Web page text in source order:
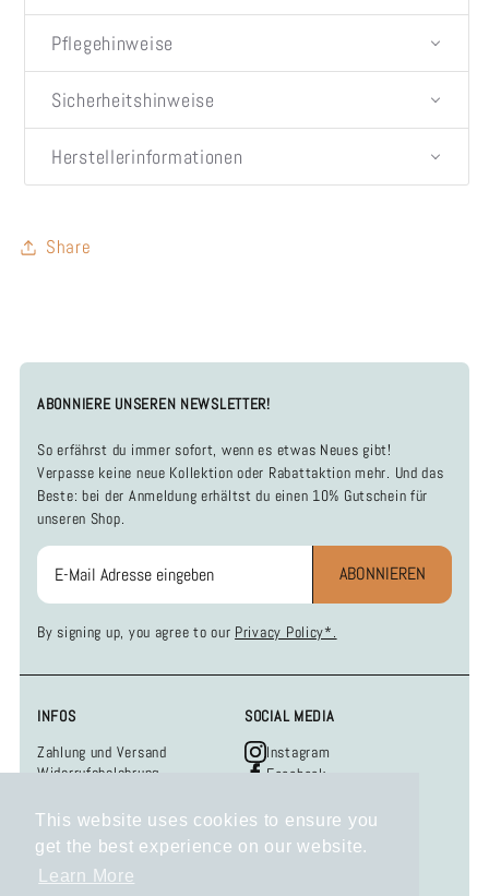
This website uses cookies to ensure you
get the best experience on our website.
Learn More
Pflegehinweise
Sicherheitshinweise
Herstellerinformationen
Share
ABONNIERE UNSEREN NEWSLETTER!
So erfährst du immer sofort, wenn es etwas Neues gibt!
Verpasse keine neue Kollektion oder Rabattaktion mehr. Und das
Beste: bei der Anmeldung erhältst du einen 10% Gutschein für
unseren Shop.
ABONNIEREN
By signing up, you agree to our Privacy Policy*.
INFOS
Zahlung und Versand
Widerrufsbelehrung
AGB
Impressum
SOCIAL MEDIA
Instagram
Facebook
KONTAKT
Hast du Fragen, Anregungen oder Wünsche?